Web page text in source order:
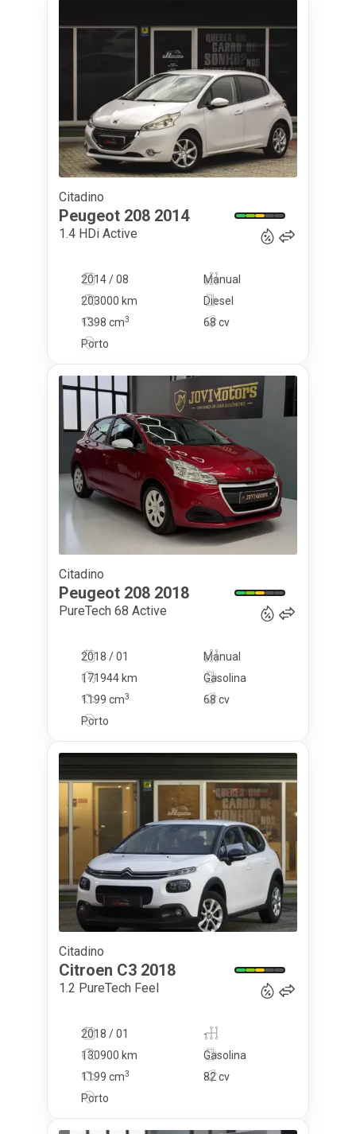
Citadino
Peugeot 208 2014
1.4 HDi Active
2014 / 08
Manual
203000 km
68 cv
Diesel
1398 cm3
Porto
Citadino
Peugeot 208 2018
PureTech 68 Active
2018 / 01
Manual
171944 km
68 cv
Gasolina
1199 cm3
Porto
Citadino
Citroen C3 2018
1.2 PureTech Feel
2018 / 01
-
130900 km
82 cv
Gasolina
1199 cm3
Porto